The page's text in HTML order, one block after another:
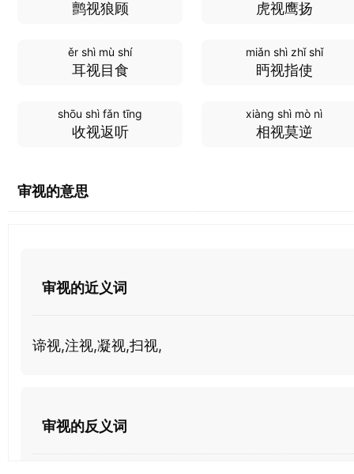
鹯视狼顾 虎视鹰扬
ěr shì mù shí
耳视目食
miǎn shì zhǐ shǐ
眄视指使
shōu shì fǎn tīng
收视返听
xiàng shì mò nì
相视莫逆
审视的意思
审视的近义词
谛视,注视,凝视,扫视,
审视的反义词